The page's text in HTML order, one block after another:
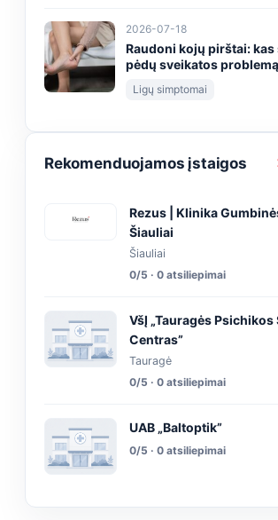
2026-07-18
Raudoni kojų pirštai: kas
pėdų sveikatos
Ligų simptomai
Rekomenduojamos įstaigos
Rezus | Klinika
Šiauliai
Šiauliai
0/5 · 0 atsiliepimai
VšĮ „Tauragės
Centras”
Tauragė
0/5 · 0 atsiliepimai
UAB „Baltoptik”
0/5 · 0 atsiliepimai